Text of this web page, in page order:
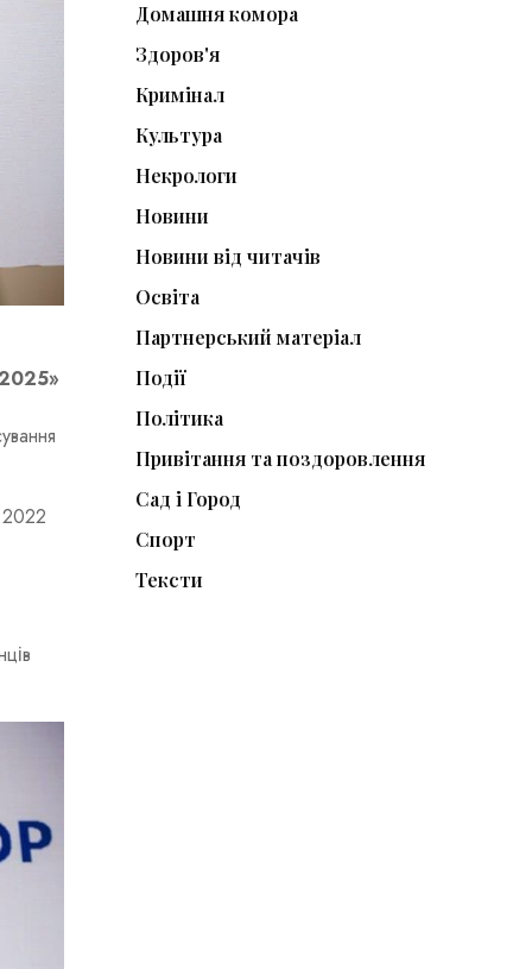
Домашня комора
Здоров'я
Кримінал
Культура
Некрологи
Новини
Новини від читачів
Освіта
Партнерський матеріал
Події
Політика
Привітання та поздоровлення
Сад і Город
Спорт
Тексти